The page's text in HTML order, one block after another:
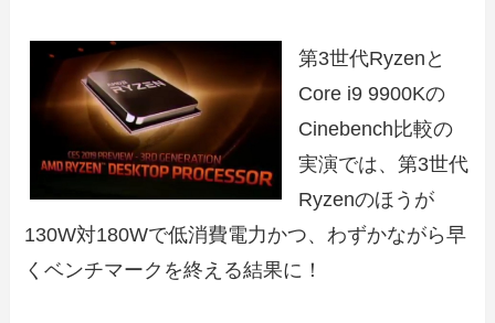
第3世代Ryzenと
Core i9 9900Kの
Cinebench比較の
実演では、第3世代
Ryzenのほうが
130W対180Wで低消費電力かつ、わずかながら早
くベンチマークを終える結果に！